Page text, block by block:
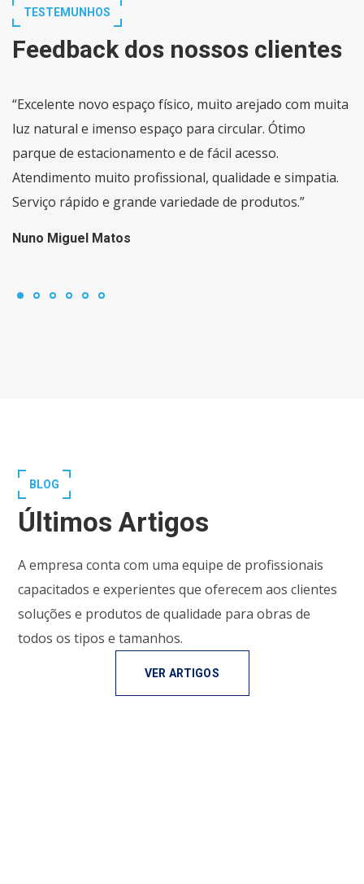
TESTEMUNHOS
Feedback dos nossos clientes
“Excelente novo espaço físico, muito arejado com muita
luz natural e imenso espaço para circular. Ótimo
parque de estacionamento e de fácil acesso.
Atendimento muito profissional, qualidade e simpatia.
Serviço rápido e grande variedade de produtos.”
Nuno Miguel Matos
BLOG
Últimos Artigos
A empresa conta com uma equipe de profissionais
capacitados e experientes que oferecem aos clientes
soluções e produtos de qualidade para obras de
todos os tipos e tamanhos.
VER ARTIGOS